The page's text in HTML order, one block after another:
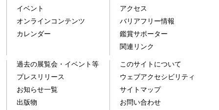
イベント
オンラインコンテンツ
カレンダー
アクセス
バリアフリー情報
鑑賞サポーター
関連リンク
過去の展覧会・イベント等
プレスリリース
お知らせ一覧
出版物
このサイトについて
ウェブアクセシビリティ
サイトマップ
お問い合わせ